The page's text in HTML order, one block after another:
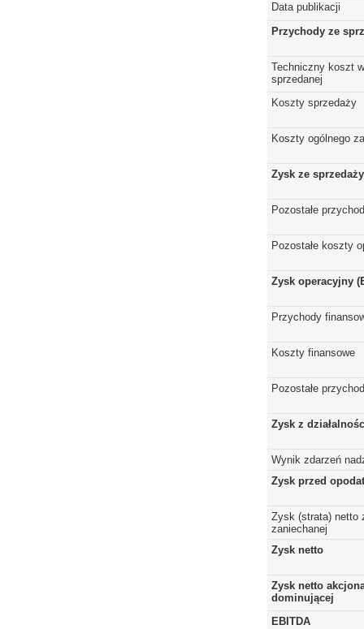
Data publikacji
Przychody ze
Techniczny koszt
sprzedanej
Koszty sprzedaży
Koszty ogólnego
Zysk ze sprzedaży
Pozostałe
Pozostałe koszty
Zysk operacyjny
Przychody
Koszty finansowe
Pozostałe
Zysk z
Wynik zdarzeń
Zysk przed
Zysk (strata) netto
zaniechanej
Zysk netto
Zysk netto
dominującej
EBITDA